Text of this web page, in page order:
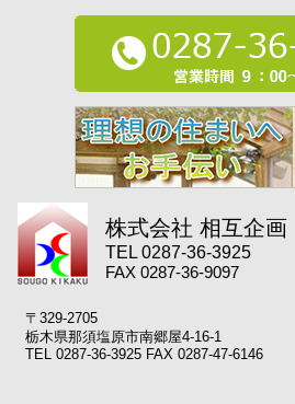
株式会社 相互企画
TEL 0287-36-3925
FAX 0287-36-9097
〒329-2705
栃木県那須塩原市南郷屋4-16-1
TEL 0287-36-3925 FAX 0287-47-6146